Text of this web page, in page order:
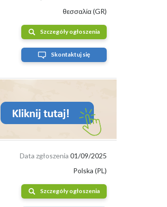
zmiany cen na rynku.θεσσαλία (GR)
Szczegóły ogłoszenia
Skontaktuj się
01/09/2025
Data zgłoszenia
Polska (PL)
Szczegóły ogłoszenia